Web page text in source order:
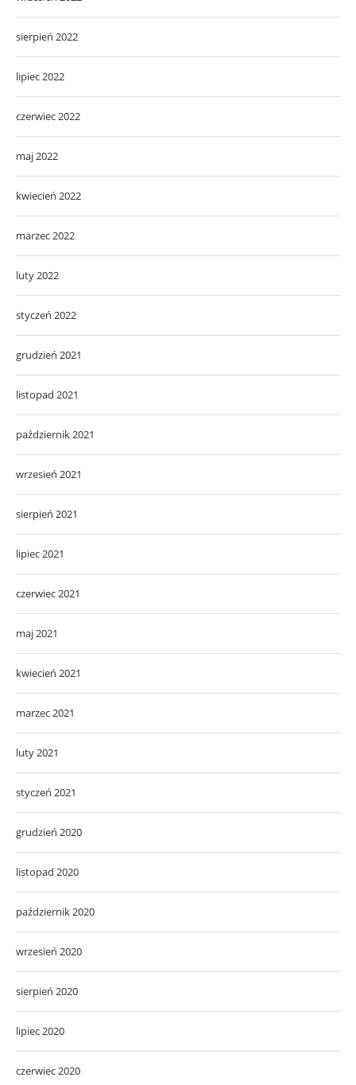
sierpień 2022
lipiec 2022
czerwiec 2022
maj 2022
kwiecień 2022
marzec 2022
luty 2022
styczeń 2022
grudzień 2021
listopad 2021
październik 2021
wrzesień 2021
sierpień 2021
lipiec 2021
czerwiec 2021
maj 2021
kwiecień 2021
marzec 2021
luty 2021
styczeń 2021
grudzień 2020
listopad 2020
październik 2020
wrzesień 2020
sierpień 2020
lipiec 2020
czerwiec 2020